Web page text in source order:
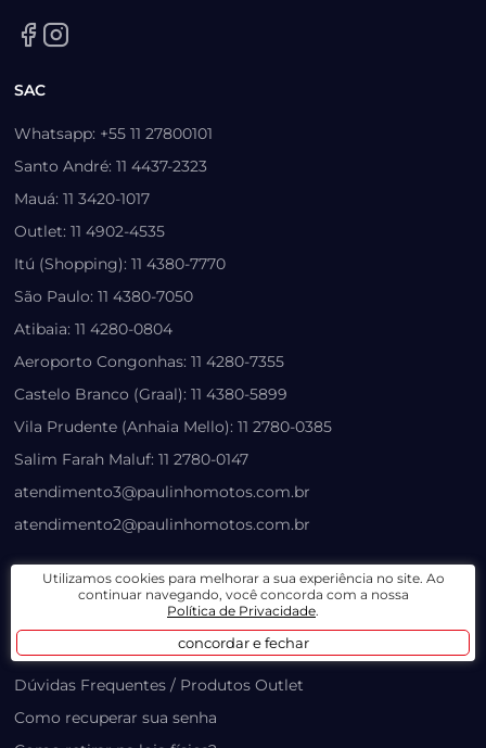
SAC
Whatsapp: +55 11 27800101
Santo André: 11 4437-2323
Mauá: 11 3420-1017
Outlet: 11 4902-4535
Itú (Shopping): 11 4380-7770
São Paulo: 11 4380-7050
Atibaia: 11 4280-0804
Aeroporto Congonhas: 11 4280-7355
Castelo Branco (Graal): 11 4380-5899
Vila Prudente (Anhaia Mello): 11 2780-0385
Salim Farah Maluf: 11 2780-0147
atendimento3@paulinhomotos.com.br
atendimento2@paulinhomotos.com.br
LOJA VIRTUAL
Prazo, Rastreio e Transporte
Dúvidas Frequentes / Produtos Outlet
Como recuperar sua senha
Utilizamos cookies para melhorar a sua experiência no site. Ao
continuar navegando, você concorda com a nossa
Política de Privacidade.
concordar e fechar